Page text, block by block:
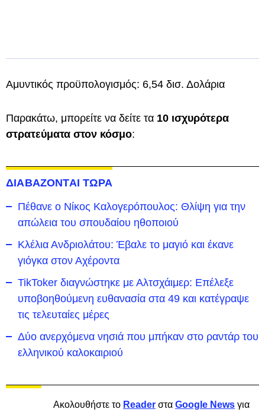
Αμυντικός προϋπολογισμός: 6,54 δισ. Δολάρια
Παρακάτω, μπορείτε να δείτε τα 10 ισχυρότερα
στρατεύματα στον κόσμο:
ΔΙΑΒΑΖΟΝΤΑΙ ΤΩΡΑ
Πέθανε ο Νίκος Καλογερόπουλος: Θλίψη για την
απώλεια του σπουδαίου ηθοποιού
Κλέλια Ανδριολάτου: Έβαλε το μαγιό και έκανε
γιόγκα στον Αχέροντα
TikToker διαγνώστηκε με Αλτσχάιμερ: Επέλεξε
υποβοηθούμενη ευθανασία στα 49 και κατέγραψε
τις τελευταίες μέρες
Δύο ανερχόμενα νησιά που μπήκαν στο ραντάρ του
ελληνικού καλοκαιριού
Ακολουθήστε το Reader στα Google News για